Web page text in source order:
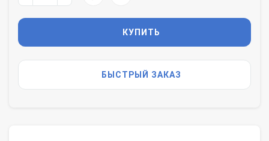
КУПИТЬ
БЫСТРЫЙ ЗАКАЗ